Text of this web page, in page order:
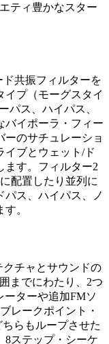
ティ豊かなスター
ド共振フィルターを
イプ（モーグスタイ
パス、ハイパス、
バイポーラ・フィー
ーのサチュレーショ
イブとウェット/ド
ます。フィルター2
配置したり並列に
パス、ハイパス、ノ
。
クチャとサウンドの
までにわたり、2つ
ターや追加FMソ
レークポイント・
らもループさせた
8ステップ・シーケ